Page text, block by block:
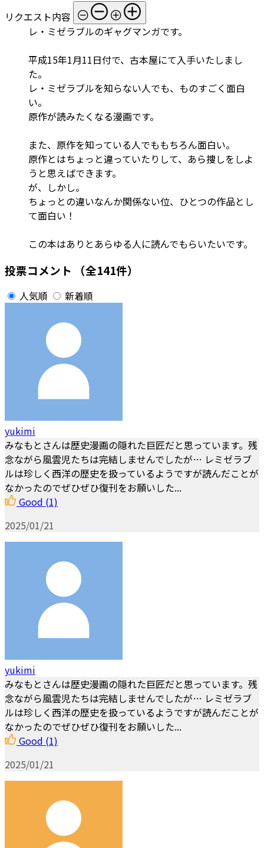
リクエスト内容
レ・ミゼラブルのギャグマンガです。
平成15年1月11日付で、古本屋にて入手いたしまし
た。
レ・ミゼラブルを知らない人でも、ものすごく面白
い。
原作が読みたくなる漫画です。
また、原作を知っている人でももちろん面白い。
原作とはちょっと違っていたりして、あら捜しをしよ
うと思えばできます。
が、しかし。
ちょっとの違いなんか関係ない位、ひとつの作品とし
て面白い！
この本はありとあらゆる人に読んでもらいたいです。
投票コメント （全141件）
人気順 新着順
yukimi
みなもとさんは歴史漫画の隠れた巨匠だと思っています。残
念ながら風雲児たちは完結しませんでしたが… レミゼラブ
ルは珍しく西洋の歴史を扱っているようですが読んだことが
なかったのでぜひぜひ復刊をお願いした...
Good (1)
2025/01/21
yukimi
みなもとさんは歴史漫画の隠れた巨匠だと思っています。残
念ながら風雲児たちは完結しませんでしたが… レミゼラブ
ルは珍しく西洋の歴史を扱っているようですが読んだことが
なかったのでぜひぜひ復刊をお願いした...
Good (1)
2025/01/21